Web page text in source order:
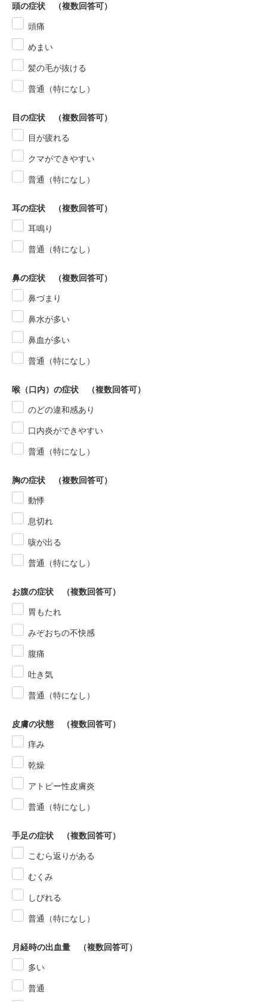
頭の症状 （複数回答可）
頭痛
めまい
髪の毛が抜ける
普通（特になし）
目の症状 （複数回答可）
目が疲れる
クマができやすい
普通（特になし）
耳の症状 （複数回答可）
耳鳴り
普通（特になし）
鼻の症状 （複数回答可）
鼻づまり
鼻水が多い
鼻血が多い
普通（特になし）
喉（口内）の症状 （複数回答可）
のどの違和感あり
口内炎ができやすい
普通（特になし）
胸の症状 （複数回答可）
動悸
息切れ
咳が出る
普通（特になし）
お腹の症状 （複数回答可）
胃もたれ
みぞおちの不快感
腹痛
吐き気
普通（特になし）
皮膚の状態 （複数回答可）
痒み
乾燥
アトピー性皮膚炎
普通（特になし）
手足の症状 （複数回答可）
こむら返りがある
むくみ
しびれる
普通（特になし）
月経時の出血量 （複数回答可）
多い
普通